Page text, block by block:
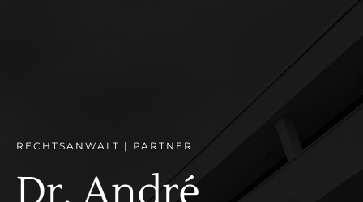
RECHTSANWALT | PARTNER